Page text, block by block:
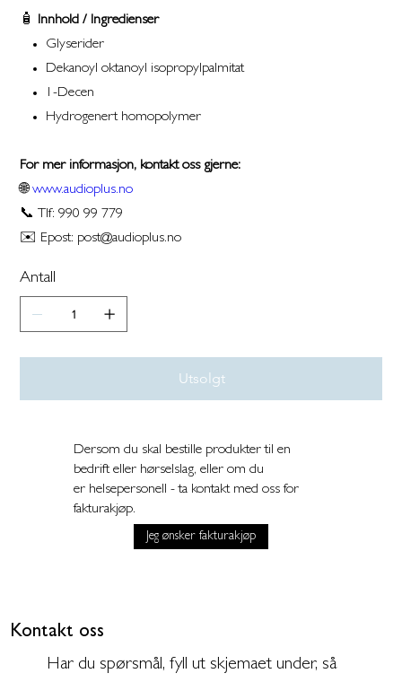
🧴
Innhold / Ingredienser
Glyserider
Dekanoyl oktanoyl isopropylpalmitat
1-Decen
Hydrogenert homopolymer
For mer informasjon, kontakt oss gjerne:
🌐www.audioplus.no
📞 Tlf: 990 99 779
✉️ Epost: post@audioplus.no
Antall
Utsolgt
Dersom du skal bestille produkter til en
bedrift eller hørselslag, eller om du
er helsepersonell - ta kontakt med oss for
fakturakjøp.
Jeg ønsker fakturakjøp
Kontakt oss
Har du spørsmål, fyll ut skjemaet under, så